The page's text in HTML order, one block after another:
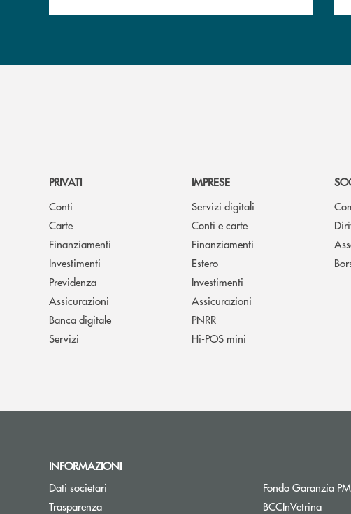
PRIVATI
Conti
Carte
Finanziamenti
Investimenti
Previdenza
Assicurazioni
Banca digitale
Servizi
IMPRESE
Servizi digitali
Conti e carte
Finanziamenti
Estero
Investimenti
Assicurazioni
PNRR
Hi-POS mini
INFORMAZIONI
Dati societari
Trasparenza
Fondo Garanzia
BCCInVetrina